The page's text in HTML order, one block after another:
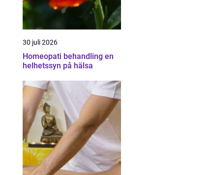
30 juli 2026
Homeopati behandling en
helhetssyn på hälsa